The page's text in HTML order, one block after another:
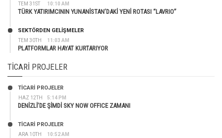
TEM 31ST 10:10 AM
TÜRK YATIRIMCININ YUNANİSTAN’DAKİ YENİ ROTASI “LAVRIO”
TEM 30TH 11:03 AM
SEKTÖRDEN GELIŞMELER
PLATFORMLAR HAYAT KURTARIYOR
TICARI PROJELER
HAZ 12TH 5:14 PM
TİCARİ PROJELER
DENİZLİ’DE ŞİMDİ SKY NOW OFFICE ZAMANI
ARA 10TH 10:52 AM
TİCARİ PROJELER